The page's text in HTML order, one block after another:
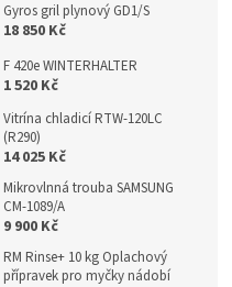
Gyros gril plynový GD1/S
18 850 Kč
F 420e WINTERHALTER
1 520 Kč
Vitrína chladicí RTW-120LC
(R290)
14 025 Kč
Mikrovlnná trouba SAMSUNG
CM-1089/A
9 900 Kč
RM Rinse+ 10 kg Oplachový
přípravek pro myčky nádobí